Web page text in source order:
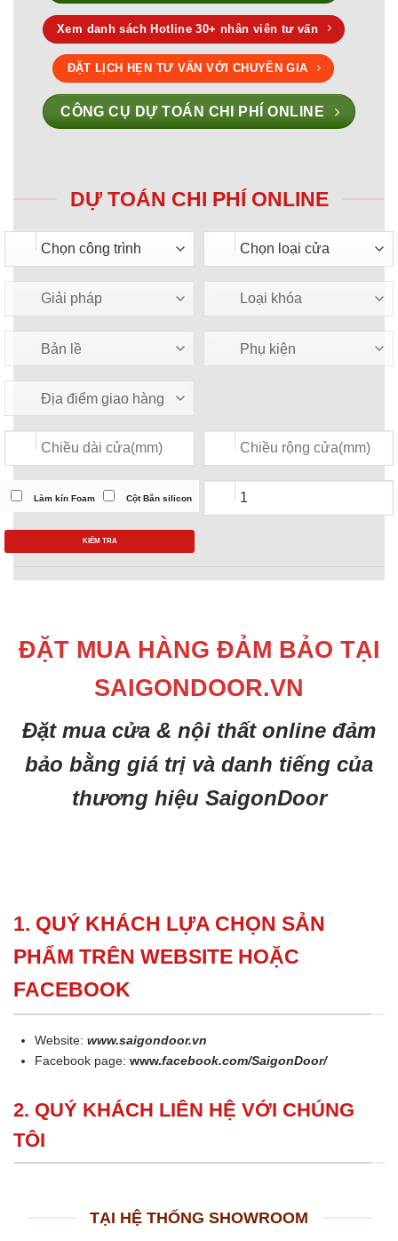
Xem danh sách Hotline 30+ nhân viên tư vấn
ĐẶT LỊCH HẸN TƯ VẤN VỚI CHUYÊN GIA
CÔNG CỤ DỰ TOÁN CHI PHÍ ONLINE
DỰ TOÁN CHI PHÍ ONLINE
Làm kín Foam Cột Bắn silicon
KIỂM TRA
ĐẶT MUA HÀNG ĐẢM BẢO TẠI
SAIGONDOOR.VN
Đặt mua cửa & nội thất online đảm
bảo bằng giá trị và danh tiếng của
thương hiệu SaigonDoor
1. QUÝ KHÁCH LỰA CHỌN SẢN
PHẨM TRÊN WEBSITE HOẶC
FACEBOOK
Website:www.saigondoor.vn
Facebook page:www.facebook.com/SaigonDoor/
2. QUÝ KHÁCH LIÊN HỆ VỚI CHÚNG
TÔI
TẠI HỆ THỐNG SHOWROOM